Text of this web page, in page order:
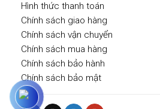
Hình thức thanh toán
Chính sách giao hàng
Chính sách vận chuyển
Chính sách mua hàng
Chính sách bảo hành
Chính sách bảo mật